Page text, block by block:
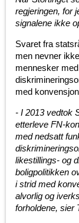
regjeringen, for
signalene ikke
Svaret fra
men nevner
mennesker
med
- I 2013 vedtok
etterleve FN-
med nedsatt
likestillings- og
boligpolitikken
i strid med
alvorlig og
forholdene, sier